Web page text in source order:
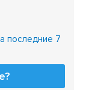
последние 7